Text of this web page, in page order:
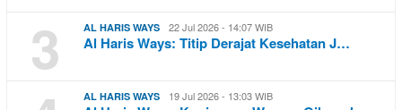
3 AL HARIS WAYS 22 Jul 2026 - 14:07 WIB
Al Haris Ways: Titip Derajat Kesehatan J…
AL HARIS WAYS 19 Jul 2026 - 13:03 WIB